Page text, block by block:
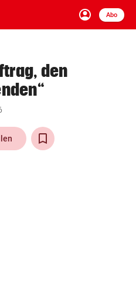
account_circle
Anmelden
Abo
close Schließen
arrow_right
den